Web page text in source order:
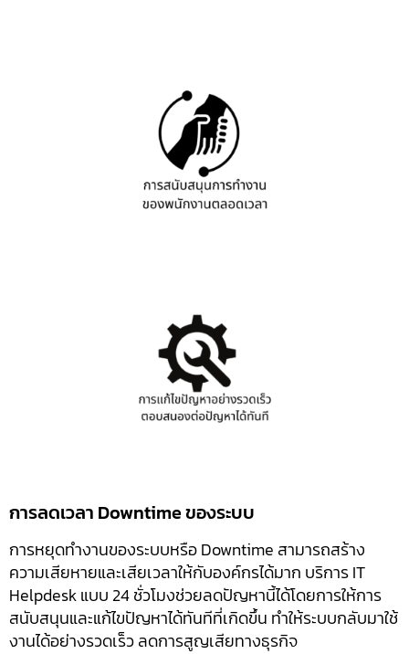
การลดเวลา Downtime ของระบบ
การหยุดทำงานของระบบหรือ Downtime สามารถสร้าง
ความเสียหายและเสียเวลาให้กับองค์กรได้มาก บริการ IT
Helpdesk แบบ 24 ชั่วโมงช่วยลดปัญหานี้ได้โดยการให้การ
สนับสนุนและแก้ไขปัญหาได้ทันทีที่เกิดขึ้น ทำให้ระบบกลับมาใช้
งานได้อย่างรวดเร็ว ลดการสูญเสียทางธุรกิจ